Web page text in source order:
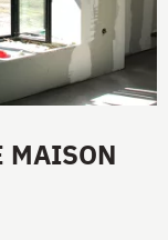
MAISON